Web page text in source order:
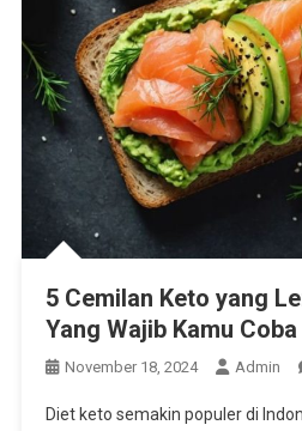
5 Cemilan Keto yang
Yang Wajib Kamu Coba
November 18, 2024 Admin
Diet keto semakin populer di